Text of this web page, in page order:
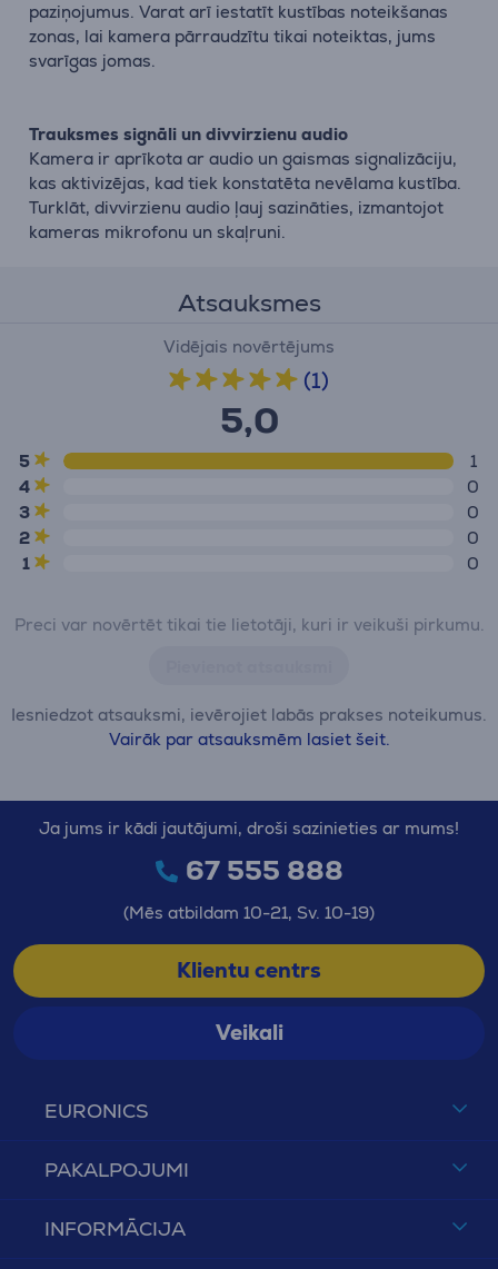
paziņojumus. Varat arī iestatīt kustības noteikšanas
zonas, lai kamera pārraudzītu tikai noteiktas, jums
svarīgas jomas.
Trauksmes signāli un divvirzienu audio
Kamera ir aprīkota ar audio un gaismas signalizāciju,
kas aktivizējas, kad tiek konstatēta nevēlama kustība.
Turklāt, divvirzienu audio ļauj sazināties, izmantojot
kameras mikrofonu un skaļruni.
Atsauksmes
Vidējais novērtējums
(1)
5,0
5
1
4
0
3
0
2
0
1
0
Preci var novērtēt tikai tie lietotāji, kuri ir veikuši pirkumu.
Iesniedzot atsauksmi, ievērojiet labās prakses noteikumus.
Vairāk par atsauksmēm lasiet šeit.
EURONICS
PAKALPOJUMI
INFORMĀCIJA
Ja jums ir kādi jautājumi, droši sazinieties ar mums!
67 555 888
(Mēs atbildam 10-21, Sv. 10-19)
Klientu centrs
Veikali